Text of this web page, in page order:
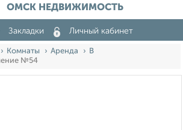
ОМСК НЕДВИЖИМОСТЬ
Закладки Личный кабинет
Комнаты Аренда
В
№54